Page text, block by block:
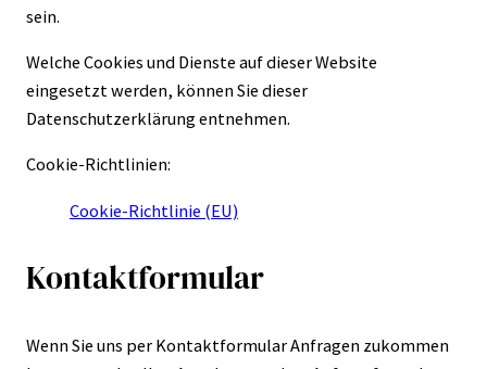
sein.
Welche Cookies und Dienste auf dieser Website
eingesetzt werden, können Sie dieser
Datenschutzerklärung entnehmen.
Cookie-Richtlinien:
Cookie-Richtlinie (EU)
Kontaktformular
Wenn Sie uns per Kontaktformular Anfragen zukommen